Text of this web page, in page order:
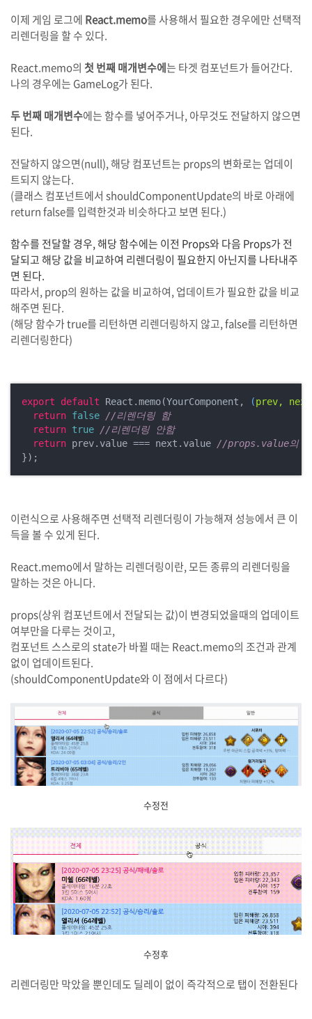
이제 게임 로그에 React.memo를 사용해서 필요한 경우에만 선택적
리렌더링을 할 수 있다.
React.memo의 첫 번째 매개변수에는 타겟 컴포넌트가 들어간다.
나의 경우에는 GameLog가 된다.
두 번째 매개변수에는 함수를 넣어주거나, 아무것도 전달하지 않으면
된다.
전달하지 않으면(null), 해당 컴포넌트는 props의 변화로는 업데이
트되지 않는다.
(클래스 컴포넌트에서 shouldComponentUpdate의 바로 아래에
return false를 입력한것과 비슷하다고 보면 된다.)
함수를 전달할 경우, 해당 함수에는 이전 Props와 다음 Props가 전
달되고 해당 값을 비교하여 리렌더링이 필요한지 아닌지를 나타내주
면 된다.
따라서, prop의 원하는 값을 비교하여, 업데이트가 필요한 값을 비교
해주면 된다.
(해당 함수가 true를 리턴하면 리렌더링하지 않고, false를 리턴하면
리렌더링한다)
export default React.memo(YourComponent, (prev, next
return false //리렌더링 함
return true //리렌더링 안함
return prev.value === next.value //props.value의 값
});
이런식으로 사용해주면 선택적 리렌더링이 가능해져 성능에서 큰 이
득을 볼 수 있게 된다.
React.memo에서 말하는 리렌더링이란, 모든 종류의 리렌더링을
말하는 것은 아니다.
props(상위 컴포넌트에서 전달되는 값)이 변경되었을때의 업데이트
여부만을 다루는 것이고,
컴포넌트 스스로의 state가 바뀔 때는 React.memo의 조건과 관계
없이 업데이트된다.
(shouldComponentUpdate와 이 점에서 다르다)
수정전
수정후
리렌더링만 막았을 뿐인데도 딜레이 없이 즉각적으로 탭이 전환된다